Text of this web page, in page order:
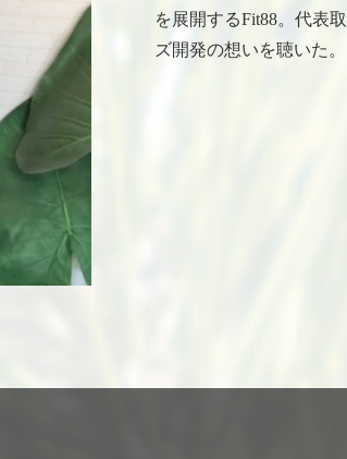
を展開するFit88。代表
ズ開発の想いを聴いた。